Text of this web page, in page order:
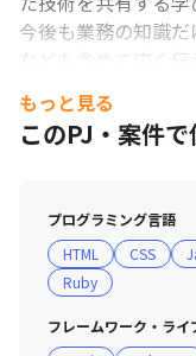
今後も業務の知識
なども含めて広く
いと考えています。
・挑戦機会
業務は開発が中心
機材メーカーの選
できます。
業務以外でも自ら
ントや社内ナレッ
もっと見る
このPJ・案件
プログラミング言語
HTML
CSS
Ruby
フレームワーク・ライ